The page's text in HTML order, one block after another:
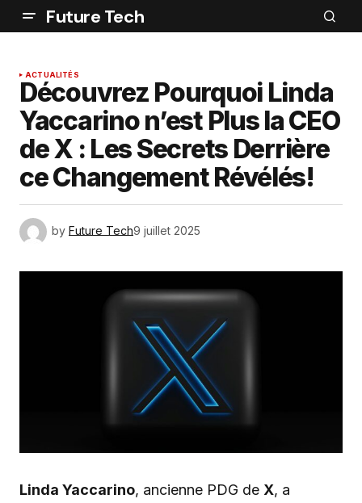
Future Tech
ACTUALITÉS
Découvrez Pourquoi Linda
Yaccarino n’est Plus la CEO
de X : Les Secrets Derrière
ce Changement Révélés!
by Future Tech9 juillet 2025
Linda Yaccarino, ancienne PDG de X, a